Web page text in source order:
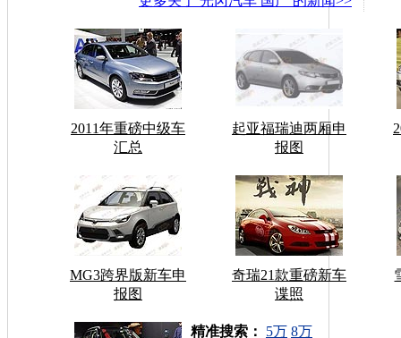
2011年重磅中级车
汇总
起亚福瑞迪两厢申
报图
MG3跨界版新车申
报图
奇瑞21款重磅新车
谍照
车型搜索：
精准搜索： 5万 8万